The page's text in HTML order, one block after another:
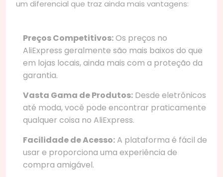
um diferencial que traz ainda mais vantagens:
Preços Competitivos:Os preços no
AliExpress geralmente são mais baixos do que
em lojas locais, ainda mais com a proteção da
garantia.
Vasta Gama de Produtos: Desde eletrônicos
até moda, você pode encontrar praticamente
qualquer coisa no AliExpress.
Facilidade de Acesso:A plataforma é fácil de
usar e proporciona uma experiência de
compra amigável.